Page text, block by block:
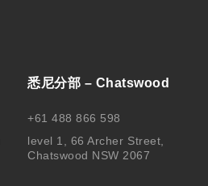
悉尼分部 – Chatswood
+61 488 866 598
level 1, 66 Archer Street,
Chatswood NSW 2067